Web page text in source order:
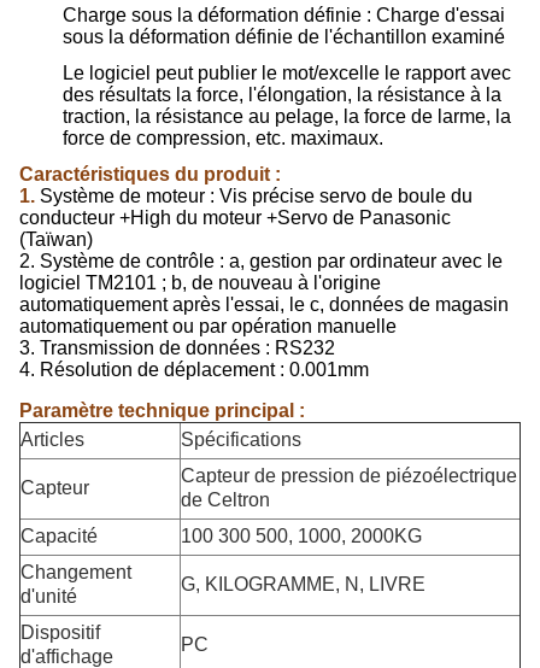
Charge sous la déformation définie : Charge d'essai
sous la déformation définie de l'échantillon examiné
Le logiciel peut publier le mot/excelle le rapport avec
des résultats la force, l'élongation, la résistance à la
traction, la résistance au pelage, la force de larme, la
force de compression, etc. maximaux.
Caractéristiques du produit :
1. Système de moteur : Vis précise servo de boule du
conducteur +High du moteur +Servo de Panasonic
(Taïwan)
2. Système de contrôle : a, gestion par ordinateur avec le
logiciel TM2101 ; b, de nouveau à l'origine
automatiquement après l'essai, le c, données de magasin
automatiquement ou par opération manuelle
3. Transmission de données : RS232
4. Résolution de déplacement : 0.001mm
Paramètre technique principal :
Articles
Spécifications
Capteur
Capteur de pression de piézoélectrique
de Celtron
Capacité
100 300 500, 1000, 2000KG
Changement
d'unité
G, KILOGRAMME, N, LIVRE
Dispositif
d'affichage
PC